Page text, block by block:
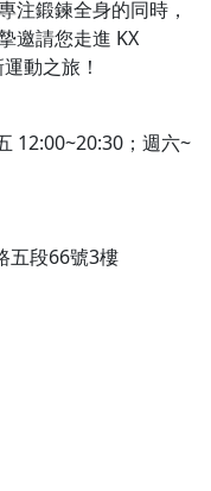
注鍛鍊全身的同時，
邀請您走進 KX
動之旅！
12:00~20:30；週六~
五段66號3樓